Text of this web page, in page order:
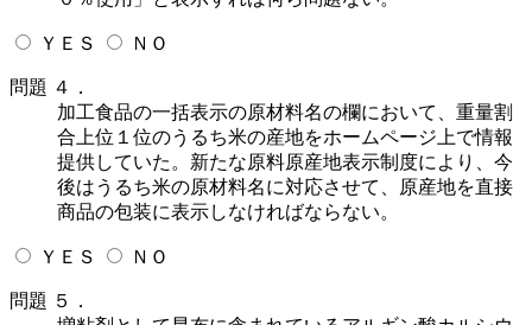
ＹＥＳ ＮＯ
問題 ４．
加工食品の一括表示の原材料名の欄において、重量割
合上位１位のうるち米の産地をホームページ上で情報
提供していた。新たな原料原産地表示制度により、今
後はうるち米の原材料名に対応させて、原産地を直接
商品の包装に表示しなければならない。
ＹＥＳ ＮＯ
問題 ５．